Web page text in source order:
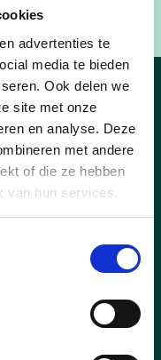
advertenties te
media te bieden
Ook delen we
site met onze
en analyse. Deze
met andere
of die ze hebben
van hun services.